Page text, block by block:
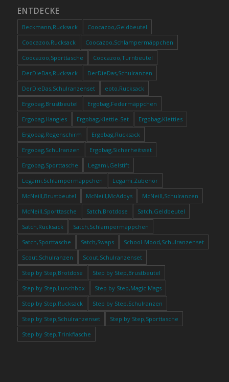
ENTDECKE
Beckmann,Rucksack
Coocazoo,Geldbeutel
Coocazoo,Rucksack
Coocazoo,Schlampermäppchen
Coocazoo,Sporttasche
Coocazoo,Turnbeutel
DerDieDas,Rucksack
DerDieDas,Schulranzen
DerDieDas,Schulranzenset
eoto,Rucksack
Ergobag,Brustbeutel
Ergobag,Federmäppchen
Ergobag,Hangies
Ergobag,Klettie-Set
Ergobag,Kletties
Ergobag,Regenschirm
Ergobag,Rucksack
Ergobag,Schulranzen
Ergobag,Sicherheitsset
Ergobag,Sporttasche
Legami,Gelstift
Legami,Schlampermäppchen
Legami,Zubehör
McNeill,Brustbeutel
McNeill,McAddys
McNeill,Schulranzen
McNeill,Sporttasche
Satch,Brotdose
Satch,Geldbeutel
Satch,Rucksack
Satch,Schlampermäppchen
Satch,Sporttasche
Satch,Swaps
School-Mood,Schulranzenset
Scout,Schulranzen
Scout,Schulranzenset
Step by Step,Brotdose
Step by Step,Brustbeutel
Step by Step,Lunchbox
Step by Step,Magic Mags
Step by Step,Rucksack
Step by Step,Schulranzen
Step by Step,Schulranzenset
Step by Step,Sporttasche
Step by Step,Trinkflasche